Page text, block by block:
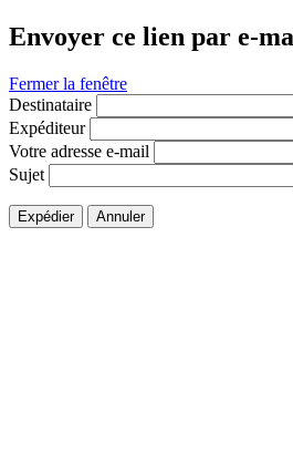
Envoyer ce lien par e-
Fermer la fenêtre
Destinataire
Expéditeur
Votre adresse e-mail
Sujet
Expédier Annuler